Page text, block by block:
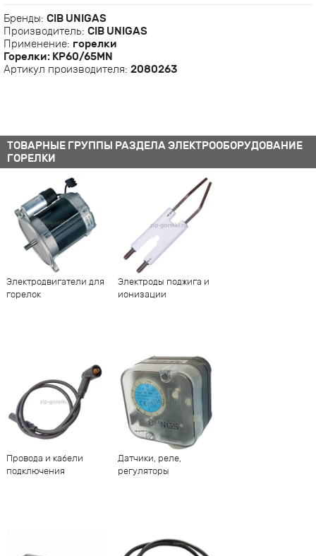
Бренды: CIB UNIGAS
Производитель: CIB UNIGAS
Применение: горелки
Горелки: KP60/65MN
Артикул производителя: 2080263
ТОВАРНЫЕ ГРУППЫ РАЗДЕЛА ЭЛЕКТРООБОРУДОВАНИЕ
ГОРЕЛКИ
Электродвигатели для
горелок
Электроды поджига и
ионизации
Провода и кабели
подключения
Датчики, реле,
регуляторы